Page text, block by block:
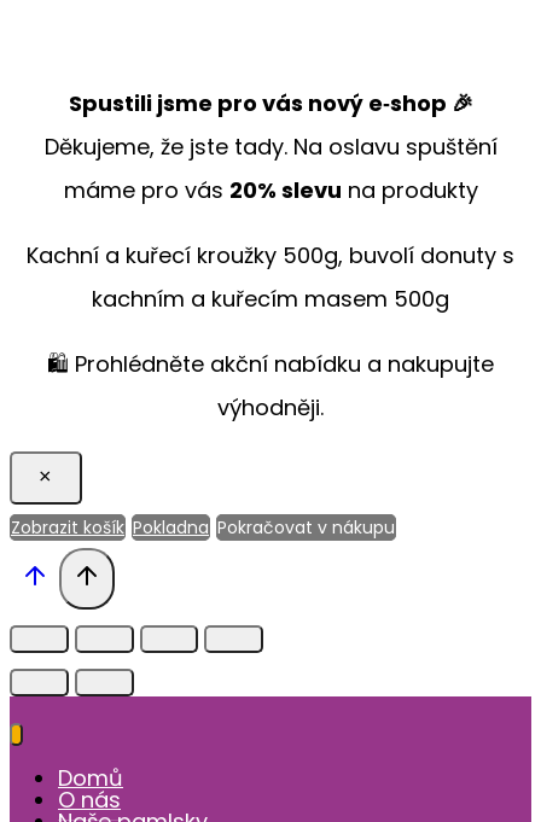
Spustili jsme pro vás nový e‑shop 🎉
Děkujeme, že jste tady. Na oslavu spuštění
máme pro vás 20% slevu na produkty
Kachní a kuřecí kroužky 500g, buvolí donuty s
kachním a kuřecím masem 500g
🛍️ Prohlédněte akční nabídku a nakupujte
výhodněji.
×
Zobrazit košík Pokladna Pokračovat v nákupu
Domů
O nás